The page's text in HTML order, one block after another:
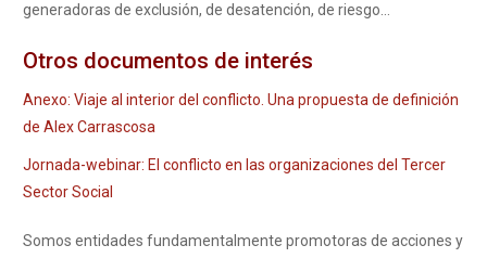
generadoras de exclusión, de desatención, de riesgo…
Otros documentos de interés
Anexo: Viaje al interior del conflicto. Una propuesta de definición
de Alex Carrascosa
Jornada-webinar: El conflicto en las organizaciones del Tercer
Sector Social
Somos entidades fundamentalmente promotoras de acciones y